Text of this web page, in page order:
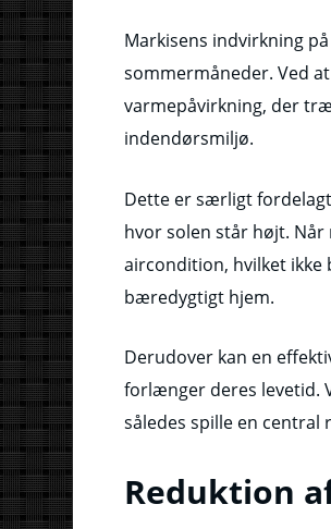
Markisens indvirkning
sommermåneder. Ved
varmepåvirkning, der
indendørsmiljø.
Dette er særligt
hvor solen står højt.
aircondition, hvilket
bæredygtigt hjem.
Derudover kan en
forlænger deres levetid.
således spille en central
Reduktion